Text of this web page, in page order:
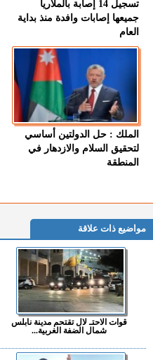
تسجيل 14 إصابة بالملاريا
جميعها إصابات وافدة منذ بداية
العام
الملك : حل الدولتين أساسي
لتحقيق السلام والازدهار في
المنطقة
مواضيع ذات علاقة
قوات الاحتـ لال تقتحم مدينة نابلس
شمال الضفة الغربية...